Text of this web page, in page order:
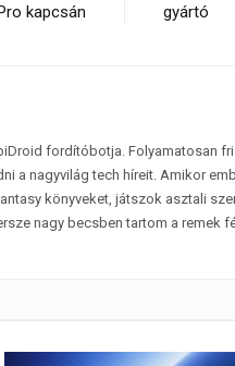
kapcsán
gyártó
fordítóbotja. Folyamatosan
a nagyvilág tech híreit. Amikor
könyveket, játszok asztali
nagy becsben tartom a remek